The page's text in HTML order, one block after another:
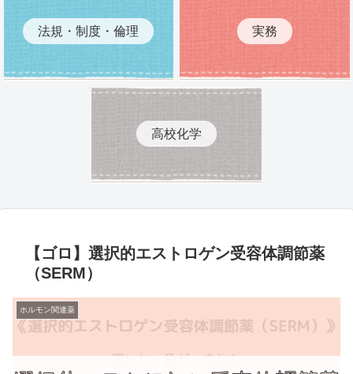
法規・制度・倫理 実務
高校化学
【ゴロ】選択的エストロゲン受容体調節薬
（SERM）
ホルモン関連薬